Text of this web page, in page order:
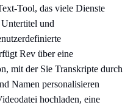
Tool, das viele Dienste
und
Rev über eine
mit der Sie Transkripte durch
Namen personalisieren
hochladen, eine